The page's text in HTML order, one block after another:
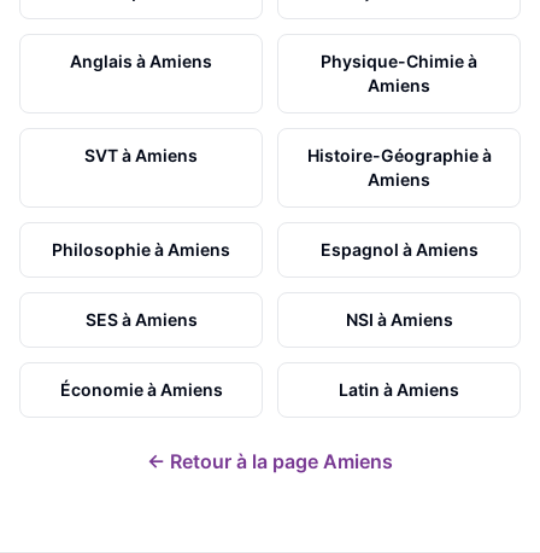
Anglais àAmiens Physique-Chimieà
Amiens
SVTàAmiens Histoire-Géographieà
Amiens
PhilosophieàAmiens Espagnol àAmiens
SESàAmiens NSI àAmiens
ÉconomieàAmiens Latin àAmiens
← Retour à la page Amiens